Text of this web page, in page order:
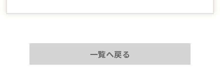
一覧へ戻る